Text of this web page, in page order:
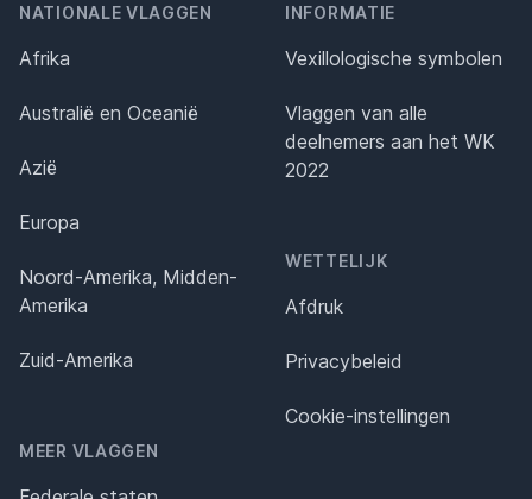
NATIONALE VLAGGEN
Afrika
Australië en Oceanië
Azië
Europa
Noord-Amerika, Midden-
Amerika
Zuid-Amerika
MEER VLAGGEN
INFORMATIE
Vexillologische symbolen
Vlaggen van alle
deelnemers aan het WK
2022
WETTELIJK
Afdruk
Privacybeleid
Cookie-instellingen